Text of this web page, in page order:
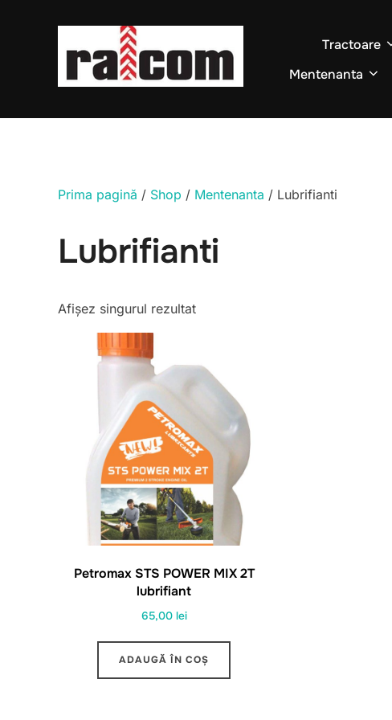
Tractoare
Mentenanta
Prima pagină / Shop / Mentenanta / Lubrifianti
Lubrifianti
Afișez singurul rezultat
Petromax STS POWER MIX 2T
lubrifiant
65,00 lei
ADAUGĂ ÎN COȘ